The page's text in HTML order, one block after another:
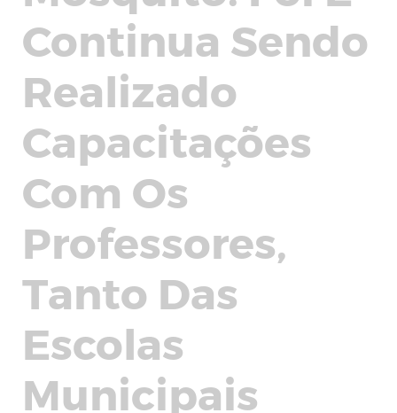
Continua Sendo
Realizado
Capacitações
Com Os
Professores,
Tanto Das
Escolas
Municipais